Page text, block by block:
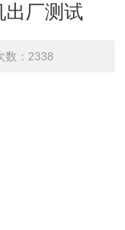
出厂测试
：2338